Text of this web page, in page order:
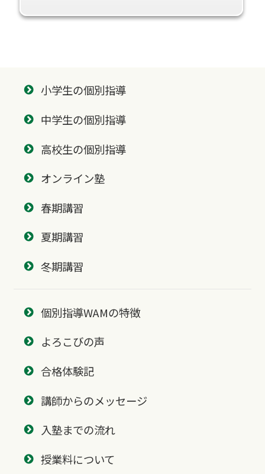
小学生の個別指導
中学生の個別指導
高校生の個別指導
オンライン塾
春期講習
夏期講習
冬期講習
個別指導WAMの特徴
よろこびの声
合格体験記
講師からのメッセージ
入塾までの流れ
授業料について